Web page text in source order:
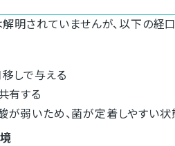
明されていませんが、以下の経
しで与える
有する
弱いため、菌が定着しやすい状